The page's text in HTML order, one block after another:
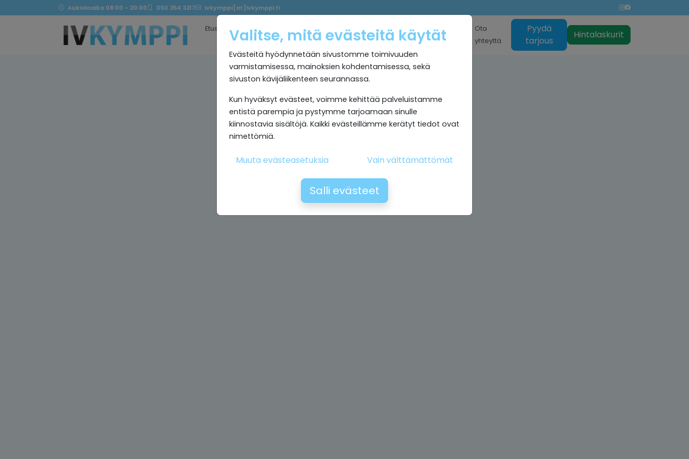
Aukioloaika 08:00 - 20:00 050 354 3217 ivkymppi[at]ivkymppi.fi
Etusivu Palvelumme
Ultrapuhdas
sisäilma
Kymppi
Kokemuksia Rekrytointi
Ota
yhteyttä
Pyydä
tarjous
Hintalaskurit
Valitse, mitä evästeitä käytät
Evästeitä hyödynnetään sivustomme toimivuuden
varmistamisessa, mainoksien kohdentamisessa, sekä
sivuston kävijäliikenteen seurannassa.
Kun hyväksyt evästeet, voimme kehittää palveluistamme
entistä parempia ja pystymme tarjoamaan sinulle
kiinnostavia sisältöjä. Kaikki evästeillämme kerätyt tiedot ovat
nimettömiä.
Muuta evästeasetuksia Vain välttämättömät
Salli evästeet